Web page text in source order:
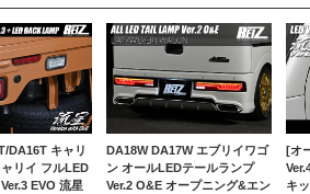
DA16T キャリ
リイ フルLED
EVO 流星
DA18W DA17W エブリイワゴ
ン オールLEDテールランプ
Ver.2 O&E オープニング&エン
[オ
キ